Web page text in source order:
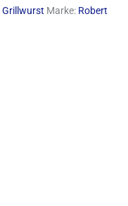
Grillwurst Marke: Robert